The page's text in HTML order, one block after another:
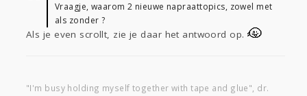
Vraagje, waarom 2 nieuwe napraattopics, zowel met
als zonder ?
Als je even scrollt, zie je daar het antwoord op.
"I'm busy holding myself together with tape and glue", dr.